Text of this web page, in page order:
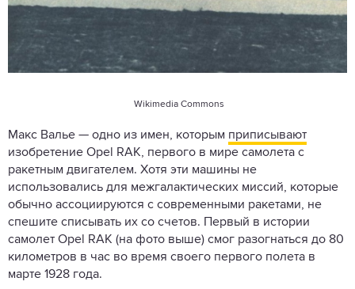
Wikimedia Commons
Макс Валье — одно из имен, которым приписывают
изобретение Opel RAK, первого в мире самолета с
ракетным двигателем. Хотя эти машины не
использовались для межгалактических миссий, которые
обычно ассоциируются с современными ракетами, не
спешите списывать их со счетов. Первый в истории
самолет Opel RAK (на фото выше) смог разогнаться до 80
километров в час во время своего первого полета в
марте 1928 года.